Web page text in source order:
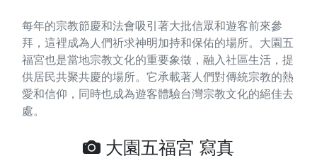
每年的宗教節慶和法會吸引著大批信眾和遊客前來參
拜，這裡成為人們祈求神明加持和保佑的場所。大園五
福宮也是當地宗教文化的重要象徵，融入社區生活，提
供居民共聚共慶的場所。它承載著人們對傳統宗教的熱
愛和信仰，同時也成為遊客體驗台灣宗教文化的絕佳去
處。
大園五福宮 寫真